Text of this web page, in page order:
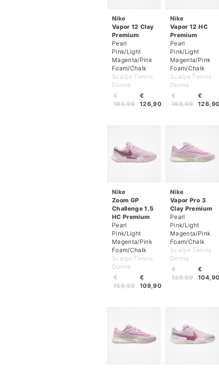
Nike
Vapor 12 Clay
Premium
Pearl
Pink/Light
Magenta/Pink
Foam/Chalk
Scarpe Tennis
Donna
€
126,90
€
169,99
Nike
Vapor 12 HC
Premium
Pearl
Pink/Light
Magenta/Pink
Foam/Chalk
Scarpe Tennis
Donna
€
€
169,99
Nike
Zoom GP
Challenge 1.5
HC Premium
Pearl
Pink/Light
Magenta/Pink
Foam/Chalk
Scarpe Tennis
Donna
€
109,90
€
159,99
Nike
Vapor Pro 3
Clay Premium
Pearl
Pink/Light
Magenta/Pink
Foam/Chalk
Scarpe Tennis
Donna
€
€
139,99